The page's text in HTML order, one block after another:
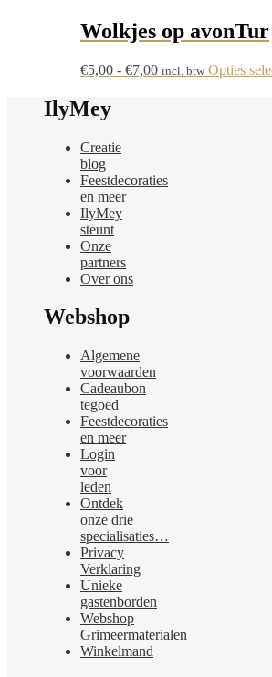
Wolkjes op avonTur
€5,00 - €7,00Prijsklasse:
incl. btw Opties
IlyMey
Creatie
blog
Feestdecoraties
en meer
IlyMey
steunt
Onze
partners
Over ons
Webshop
Algemene
voorwaarden
Cadeaubon
tegoed
Feestdecoraties
en meer
Login
voor
leden
Ontdek
onze drie
specialisaties…
Privacy
Verklaring
Unieke
gastenborden
Webshop
Grimeermaterialen
Winkelmand